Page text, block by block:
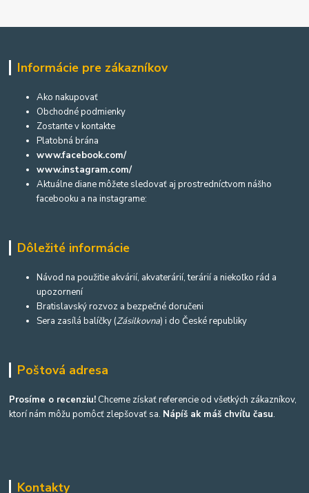
Informácie pre zákazníkov
Ako nakupovať
Obchodné podmienky
Zostante v kontakte
Platobná brána
www.facebook.com/
www.instagram.com/
Aktuálne diane môžete sledovať aj prostredníctvom nášho
facebooku a na instagrame:
Dôležité informácie
Návod na použitie akvárií, akvaterárií, terárií a niekoľko rád a
upozornení
Bratislavský rozvoz a bezpečné doručeni
Sera zasílá balíčky (Zásilkovna) i do České republiky
Poštová adresa
Prosíme o recenziu! Chceme získať referencie od všetkých zákazníkov,
ktorí nám môžu pomôcť zlepšovať sa. Nápíš ak máš chvíľu času.
Kontakty